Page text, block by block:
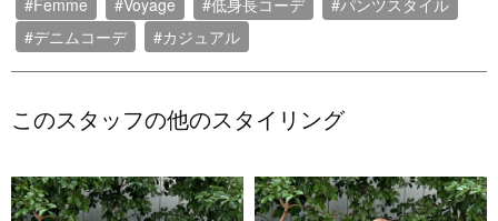
#デニムコーデ
#カジュアル
このスタッフの他のスタイリング